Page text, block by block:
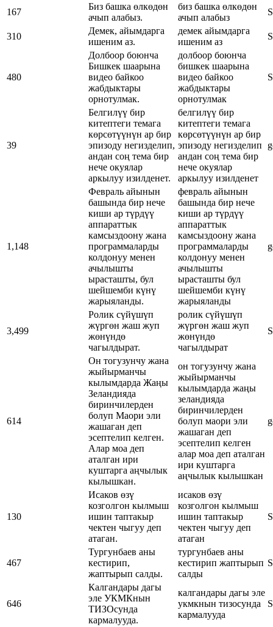
167
Биз башка өлкөдөн
ачып алабыз.
биз башка өлкөдөн
ачып алабыз
310
Демек, айымдарга
ишеним аз.
демек айымдарга
ишеним аз
480
Долбоор боюнча
Бишкек шаарына
видео байкоо
жабдыктары
орнотулмак.
долбоор боюнча
бишкек шаарына
видео байкоо
жабдыктары
орнотулмак
39
Белгилүү бир
китептеги темага
көрсөтүүнүн ар бир
эпизоду негизделип,
андан соң тема бир
нече окуялар
аркылуу изилденет.
белгилүү бир
китептеги темага
көрсөтүүнүн ар бир
эпизоду негизделип
андан соң тема бир
нече окуялар
аркылуу изилденет
1,148
Февраль айынын
башында бир нече
киши ар түрдүү
аппараттык
камсыздоону жана
программаларды
колдонуу менен
ачылышты
ырасташты, бул
шейшемби күнү
жарыяланды.
февраль айынын
башында бир нече
киши ар түрдүү
аппараттык
камсыздоону жана
программаларды
колдонуу менен
ачылышты
ырасташты бул
шейшемби күнү
жарыяланды
3,499
Ролик сүйүшүп
жүргөн жаш жуп
жөнүндө
чагылдырат.
ролик сүйүшүп
жүргөн жаш жуп
жөнүндө
чагылдырат
614
Он тогузунчу жана
жыйырманчы
кылымдарда Жаңы
Зеландияда
биринчилерден
болуп Маори эли
жашаган деп
эсептелип келген.
Алар моа деп
аталган ири
куштарга аңчылык
кылышкан.
он тогузунчу жана
жыйырманчы
кылымдарда жаңы
зеландияда
биринчилерден
болуп маори эли
жашаган деп
эсептелип келген
алар моа деп аталган
ири куштарга
аңчылык кылышкан
130
Исаков өзү
козголгон кылмыш
ишин таптакыр
чектен чыгуу деп
атаган.
исаков өзү
козголгон кылмыш
ишин таптакыр
чектен чыгуу деп
атаган
467
Тургунбаев аны
кестирип,
жаптырып салды.
тургунбаев аны
кестирип жаптырып
салды
646
Калгандары дагы
эле УКМКнын
ТИЗОсунда
кармалууда.
калгандары дагы эле
укмкнын тизосунда
кармалууда